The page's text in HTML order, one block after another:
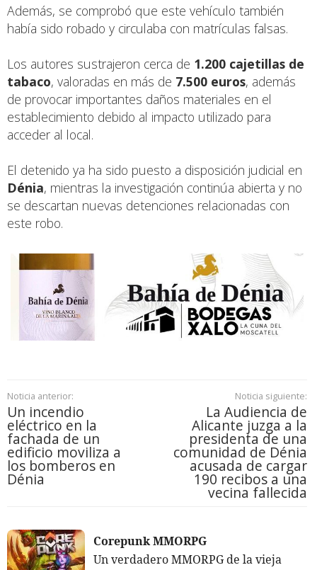
Además, se comprobó que este vehículo también
había sido robado y circulaba con matrículas falsas.
Los autores sustrajeron cerca de 1.200 cajetillas de
tabaco, valoradas en más de 7.500 euros, además
de provocar importantes daños materiales en el
establecimiento debido al impacto utilizado para
acceder al local.
El detenido ya ha sido puesto a disposición judicial en
Dénia, mientras la investigación continúa abierta y no
se descartan nuevas detenciones relacionadas con
este robo.
Noticia anterior:
Un incendio
eléctrico en la
fachada de un
edificio moviliza a
los bomberos en
Dénia
Noticia siguiente:
La Audiencia de
Alicante juzga a la
presidenta de una
comunidad de Dénia
acusada de cargar
190 recibos a una
vecina fallecida
Corepunk MMORPG
Un verdadero MMORPG de la vieja